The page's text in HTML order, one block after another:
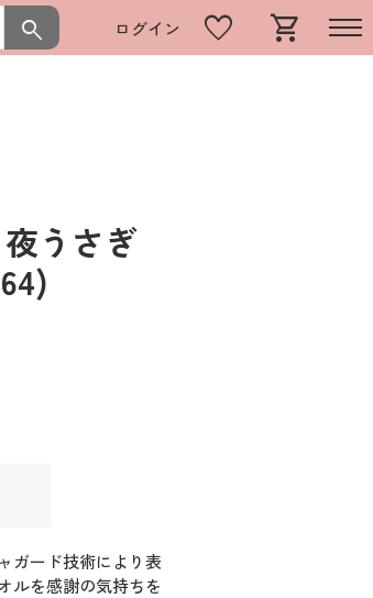
search ログイン favorite shopping_cart
うさぎ
ガード技術により表
ルを感謝の気持ちを